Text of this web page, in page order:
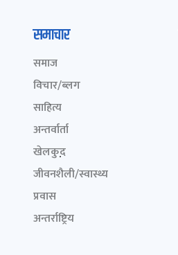
समाचार
समाज
विचार/ब्लग
साहित्य
अन्तर्वार्ता
खेलकुद़़
जीवनशैली/स्वास्थ्य
प्रवास
अन्तर्राष्ट्रिय